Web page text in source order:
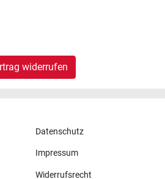
widerrufen
Datenschutz
Impressum
Widerrufsrecht